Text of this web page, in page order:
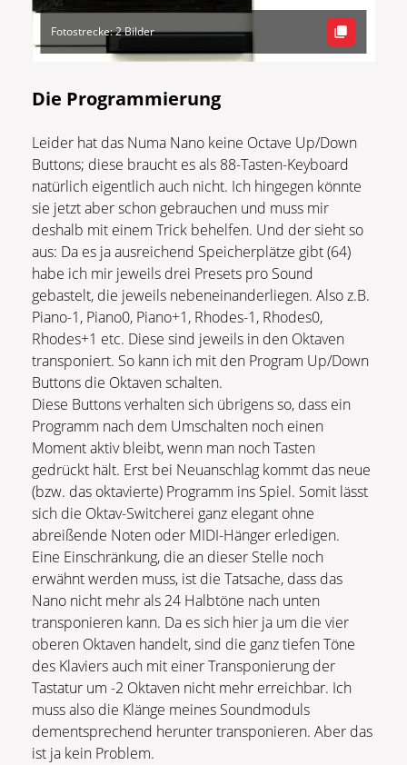
Fotostrecke: 2 Bilder
Die Programmierung
Leider hat das Numa Nano keine Octave Up/Down
Buttons; diese braucht es als 88-Tasten-Keyboard
natürlich eigentlich auch nicht. Ich hingegen könnte
sie jetzt aber schon gebrauchen und muss mir
deshalb mit einem Trick behelfen. Und der sieht so
aus: Da es ja ausreichend Speicherplätze gibt (64)
habe ich mir jeweils drei Presets pro Sound
gebastelt, die jeweils nebeneinanderliegen. Also z.B.
Piano-1, Piano0, Piano+1, Rhodes-1, Rhodes0,
Rhodes+1 etc. Diese sind jeweils in den Oktaven
transponiert. So kann ich mit den Program Up/Down
Buttons die Oktaven schalten.
Diese Buttons verhalten sich übrigens so, dass ein
Programm nach dem Umschalten noch einen
Moment aktiv bleibt, wenn man noch Tasten
gedrückt hält. Erst bei Neuanschlag kommt das neue
(bzw. das oktavierte) Programm ins Spiel. Somit lässt
sich die Oktav-Switcherei ganz elegant ohne
abreißende Noten oder MIDI-Hänger erledigen.
Eine Einschränkung, die an dieser Stelle noch
erwähnt werden muss, ist die Tatsache, dass das
Nano nicht mehr als 24 Halbtöne nach unten
transponieren kann. Da es sich hier ja um die vier
oberen Oktaven handelt, sind die ganz tiefen Töne
des Klaviers auch mit einer Transponierung der
Tastatur um -2 Oktaven nicht mehr erreichbar. Ich
muss also die Klänge meines Soundmoduls
dementsprechend herunter transponieren. Aber das
ist ja kein Problem.